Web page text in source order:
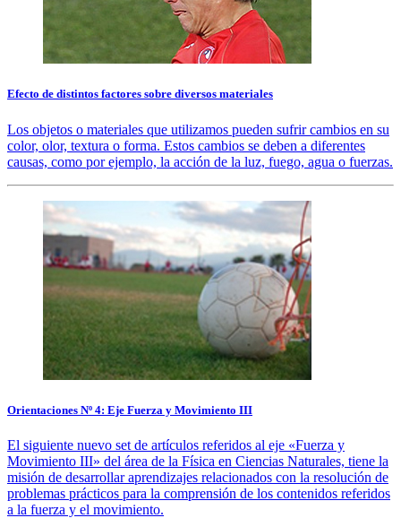
Efecto de distintos factores sobre diversos materiales
Los objetos o materiales que utilizamos pueden sufrir cambios en su
color, olor, textura o forma. Estos cambios se deben a diferentes
causas, como por ejemplo, la acción de la luz, fuego, agua o fuerzas.
Orientaciones Nº 4: Eje Fuerza y Movimiento III
El siguiente nuevo set de artículos referidos al eje «Fuerza y
Movimiento III» del área de la Física en Ciencias Naturales, tiene la
misión de desarrollar aprendizajes relacionados con la resolución de
problemas prácticos para la comprensión de los contenidos referidos
a la fuerza y el movimiento.